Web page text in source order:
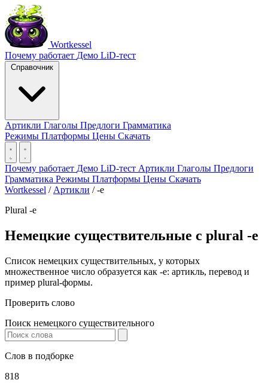
Wortkessel
Почему работает Демо LiD-тест
Справочник
Артикли Глаголы Предлоги Грамматика
Режимы Платформы Цены Скачать
Почему работает Демо LiD-тест Артикли Глаголы Предлоги
Грамматика Режимы Платформы Цены Скачать
Wortkessel / Артикли / -e
Plural -e
Немецкие существительные с plural -e
Список немецких существительных, у которых
множественное число образуется как -e: артикль, перевод и
пример plural-формы.
Проверить слово
Поиск немецкого существительного
Слов в подборке
818